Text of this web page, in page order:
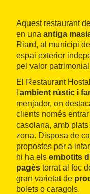
Aquest restaurant
en una antiga
Riard, al municipi
espai exterior
pel valor
El Restaurant
l'ambient rústic i
menjador, on
clients només
casolana, amb
zona. Disposa de
propostes per a
hi ha els embotits
pagès torrat al foc
gran varietat de
bolets o caragols.